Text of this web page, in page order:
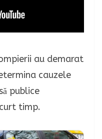
au demarat
cauzele
publice
timp.